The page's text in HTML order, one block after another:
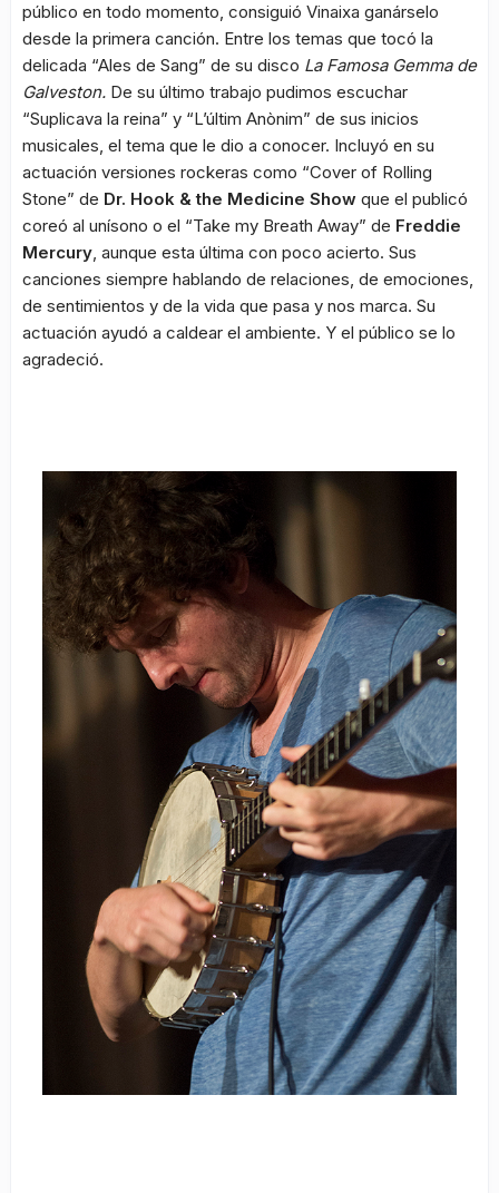
público en todo momento, consiguió Vinaixa ganárselo
desde la primera canción. Entre los temas que tocó la
delicada “Ales de Sang” de su disco La Famosa Gemma de
Galveston. De su último trabajo pudimos escuchar
“Suplicava la reina” y “L’últim Anònim” de sus inicios
musicales, el tema que le dio a conocer. Incluyó en su
actuación versiones rockeras como “Cover of Rolling
Stone” de Dr. Hook & the Medicine Show que el publicó
coreó al unísono o el “Take my Breath Away” de Freddie
Mercury, aunque esta última con poco acierto. Sus
canciones siempre hablando de relaciones, de emociones,
de sentimientos y de la vida que pasa y nos marca. Su
actuación ayudó a caldear el ambiente. Y el público se lo
agradeció.